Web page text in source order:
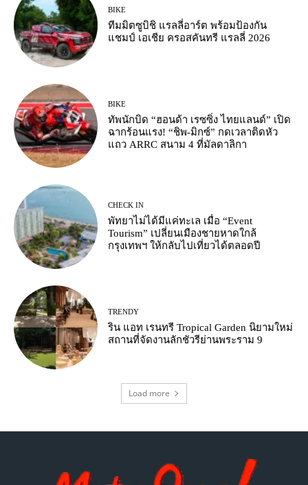
BIKE
ทีมมิตซูบิชิ แรลลี่อาร์ต พร้อมป้องกัน
แชมป์ เอเชีย ครอสคันทรี แรลลี่ 2026
BIKE
ทัพนักบิด “ฮอนด้า เรซซิ่ง ไทยแลนด์” เปิด
ฉากร้อนแรง! “ชิพ-มิกซ์” กดเวลาติดหัว
แถว ARRC สนาม 4 ที่มัลดาลิกา
CHECK IN
พัทยาไม่ได้มีแค่ทะเล เมื่อ “Event
Tourism” เปลี่ยนเมืองชายหาดใกล้
กรุงเทพฯ ให้กลับไปเที่ยวได้ตลอดปี
TRENDY
ริน แอท เรนทรี Tropical Garden นิยามใหม่
สถานที่จัดงานลักชัวรีย่านพระราม 9
Load more